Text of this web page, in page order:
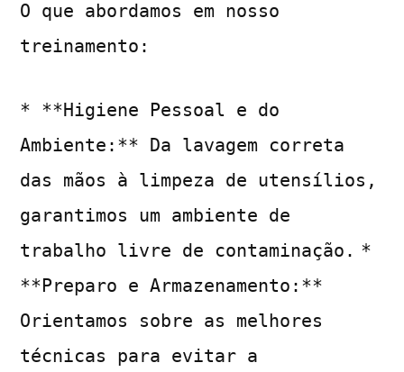
O que abordamos em nosso
treinamento:
* **Higiene Pessoal e do
Ambiente:** Da lavagem correta
das mãos à limpeza de utensílios,
garantimos um ambiente de
trabalho livre de contaminação. *
**Preparo e Armazenamento:**
Orientamos sobre as melhores
técnicas para evitar a